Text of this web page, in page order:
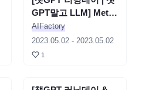
GPT말고 LLM] Meta
가 쏘아올린 작은 공
LLaMA에 대해 알아보
자 - 윤주성
AIFactory
2023.05.02- 2023.05.02
1